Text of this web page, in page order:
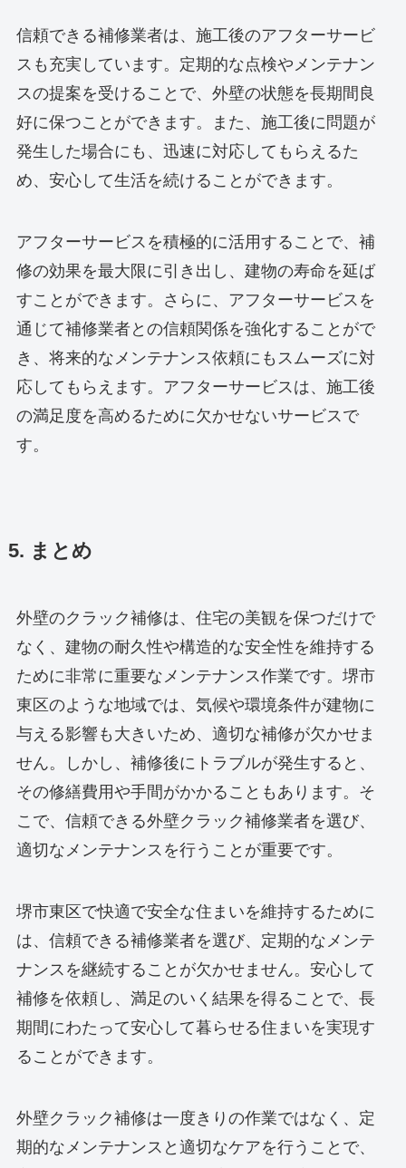
信頼できる補修業者は、施工後のアフターサービ
スも充実しています。定期的な点検やメンテナン
スの提案を受けることで、外壁の状態を長期間良
好に保つことができます。また、施工後に問題が
発生した場合にも、迅速に対応してもらえるた
め、安心して生活を続けることができます。
アフターサービスを積極的に活用することで、補
修の効果を最大限に引き出し、建物の寿命を延ば
すことができます。さらに、アフターサービスを
通じて補修業者との信頼関係を強化することがで
き、将来的なメンテナンス依頼にもスムーズに対
応してもらえます。アフターサービスは、施工後
の満足度を高めるために欠かせないサービスで
す。
5. まとめ
外壁のクラック補修は、住宅の美観を保つだけで
なく、建物の耐久性や構造的な安全性を維持する
ために非常に重要なメンテナンス作業です。堺市
東区のような地域では、気候や環境条件が建物に
与える影響も大きいため、適切な補修が欠かせま
せん。しかし、補修後にトラブルが発生すると、
その修繕費用や手間がかかることもあります。そ
こで、信頼できる外壁クラック補修業者を選び、
適切なメンテナンスを行うことが重要です。
堺市東区で快適で安全な住まいを維持するために
は、信頼できる補修業者を選び、定期的なメンテ
ナンスを継続することが欠かせません。安心して
補修を依頼し、満足のいく結果を得ることで、長
期間にわたって安心して暮らせる住まいを実現す
ることができます。
外壁クラック補修は一度きりの作業ではなく、定
期的なメンテナンスと適切なケアを行うことで、